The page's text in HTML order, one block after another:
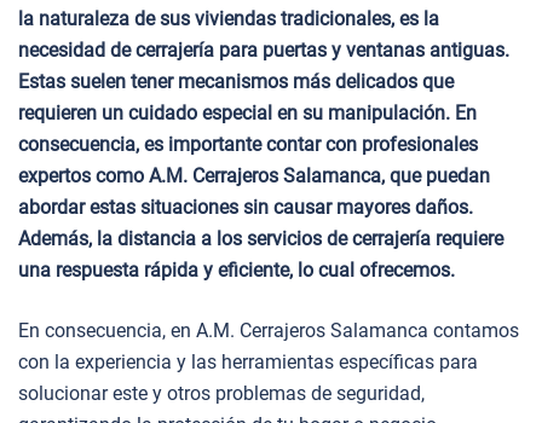
la naturaleza de sus viviendas tradicionales, es la
necesidad de cerrajería para puertas y ventanas antiguas.
Estas suelen tener mecanismos más delicados que
requieren un cuidado especial en su manipulación. En
consecuencia, es importante contar con profesionales
expertos como A.M. Cerrajeros Salamanca, que puedan
abordar estas situaciones sin causar mayores daños.
Además, la distancia a los servicios de cerrajería requiere
una respuesta rápida y eficiente, lo cual ofrecemos.
En consecuencia, en A.M. Cerrajeros Salamanca contamos
con la experiencia y las herramientas específicas para
solucionar este y otros problemas de seguridad,